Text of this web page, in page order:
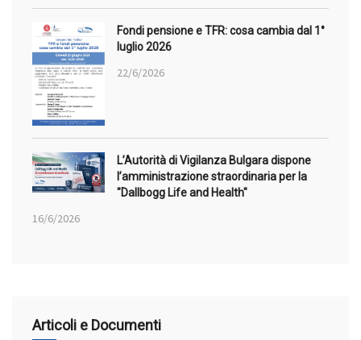
Fondi pensione e TFR: cosa cambia dal 1°
luglio 2026
22/6/2026
L’Autorità di Vigilanza Bulgara dispone
l’amministrazione straordinaria per la
"Dallbogg Life and Health"
16/6/2026
Articoli e Documenti